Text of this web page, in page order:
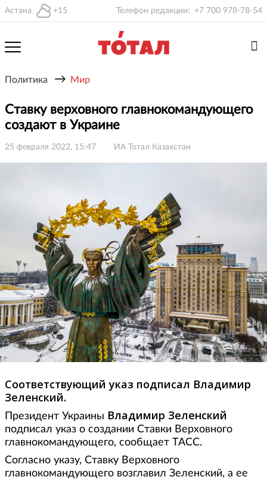
Астана +15 Телефон редакции: +7 700 978-78-54
Политика → Мир
Ставку верховного главнокомандующего
создают в Украине
25 февраля 2022, 15:47 ИА Тотал Казахстан
Соответствующий указ подписал Владимир
Зеленский.
Президент Украины Владимир Зеленский
подписал указ о создании Ставки Верховного
главнокомандующего, сообщает ТАСС.
Согласно указу, Ставку Верховного
главнокомандующего возглавил Зеленский, а ее